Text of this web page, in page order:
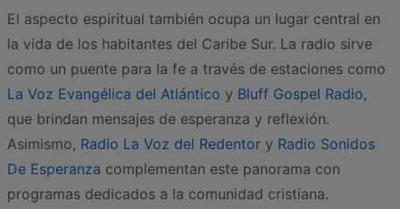
El aspecto espiritual también ocupa un lugar central en
la vida de los habitantes del Caribe Sur. La radio sirve
como un puente para la fe a través de estaciones como
La Voz Evangélica del Atlántico y Bluff Gospel Radio,
que brindan mensajes de esperanza y reflexión.
Asimismo, Radio La Voz del Redentor y Radio Sonidos
De Esperanza complementan este panorama con
programas dedicados a la comunidad cristiana.